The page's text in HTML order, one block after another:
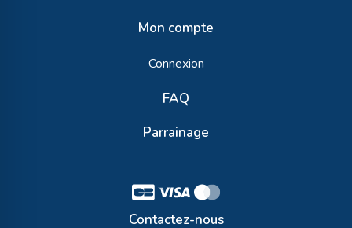
Mon compte
Connexion
FAQ
Parrainage
Contactez-nous